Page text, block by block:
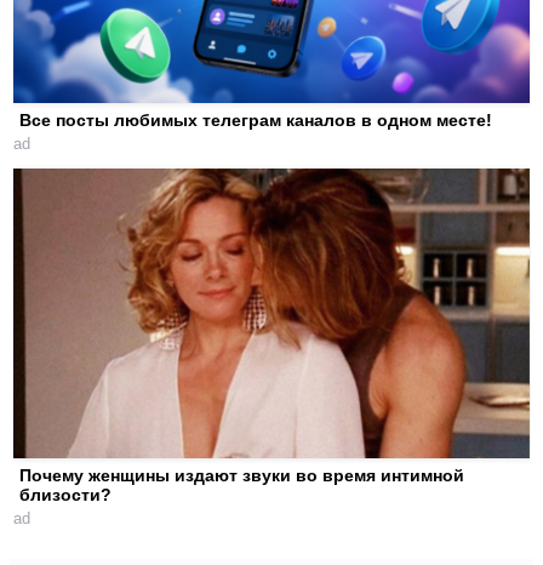
Все посты любимых телеграм каналов в одном месте!
ad
Почему женщины издают звуки во время интимной
близости?
ad